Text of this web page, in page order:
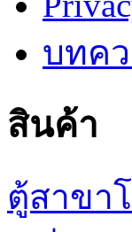
บทค
สินค้า
ตู้สาขา